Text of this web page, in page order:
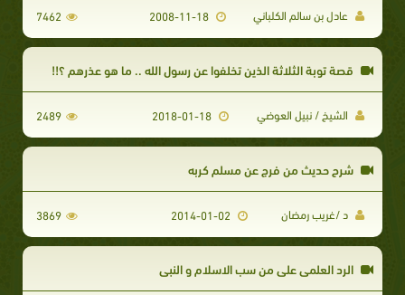
عادل بن سالم الكلباني 7462
قصة توبة الثلاثة الذين تخلفوا عن رسول الله .. ما هو عذرهم ؟!!
الشيخ / نبيل العوضي 2489
شرح حديث من فرج عن مسلم كربه
د /غريب رمضان 3869
الرد العلمي على من سب الاسلام و النبي